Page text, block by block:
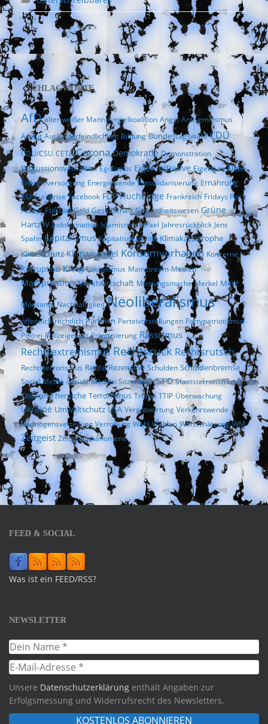
SCHLAGWORTE
AfD alter weißer Mann Ampelkoalition Angst Antisemitismus
Armut Ausländerfeindlichkeit Bildung Bundestagswahl CDU
CDU/CSU CETA Corona Demokratie Demonstration
Diskussionsverhalten Egoismus Eigeninitiative Eigentum Eliten
Energieversorgung Energiewende Entsolidarisierung Ernährung
EU Eurokrise Facebook FDP Flüchtlinge Frankreich Fridays For
Future Fußball Geld Gesellschaft Gesundheitswesen Grüne
Hartz IV Indoktrination Islamismus Israel Jahresrückblick Jens
Spahn Kapitalismus Kapitalismuskritik Klimakatastrophe
Klimaschutz Klimawandel Konsumverhalten Konzerne
Korruption Krieg Lobbyismus Mainstream-Medien
Manipulation Marktwirtschaft Meinungsmache Merkel Merz
Monsanto Nachhaltigkeit Neoliberalismus
öffentlich-rechtlich Parteien Parteivorstellungen Partypatriotismus
Polizei Polizeigewalt Privatisierung Rassismus
Rechtsextremismus Rechtsruck Rechtsrutsch
Rechtsterrorismus Rente Rezension Schulden Schuldenbremse
Social Media soziale Medien Sozialstaat SPD Staatsterrorismus
Teile und herrsche Terrorismus Trump TTIP Überwachung
Ukraine Umweltschutz USA Verantwortung Verkehrswende
Vermögensverteilung Verrohung Wahl Wahlen Wertschätzung WM
Zeitgeist Zeitgeistphänomene
FEED & SOCIAL
Was ist ein FEED/RSS?
NEWSLETTER
Unsere Datenschutzerklärung enthält Angaben zur
Erfolgsmessung und Widerrufsrecht des Newsletters.